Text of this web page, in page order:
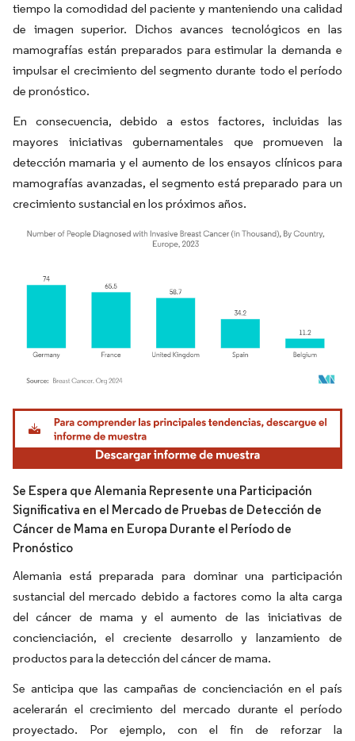
tiempo la comodidad del paciente y manteniendo una calidad
de imagen superior. Dichos avances tecnológicos en las
mamografías están preparados para estimular la demanda e
impulsar el crecimiento del segmento durante todo el período
de pronóstico.
En consecuencia, debido a estos factores, incluidas las
mayores iniciativas gubernamentales que promueven la
detección mamaria y el aumento de los ensayos clínicos para
mamografías avanzadas, el segmento está preparado para un
crecimiento sustancial en los próximos años.
Imagen © Mordor Intelligence. El uso requiere atribución según CC BY 4.0.
Se Espera que Alemania Represente una Participación
Significativa en el Mercado de Pruebas de Detección de
Cáncer de Mama en Europa Durante el Período de
Pronóstico
Alemania está preparada para dominar una participación
sustancial del mercado debido a factores como la alta carga
del cáncer de mama y el aumento de las iniciativas de
concienciación, el creciente desarrollo y lanzamiento de
productos para la detección del cáncer de mama.
Se anticipa que las campañas de concienciación en el país
acelerarán el crecimiento del mercado durante el período
proyectado. Por ejemplo, con el fin de reforzar la